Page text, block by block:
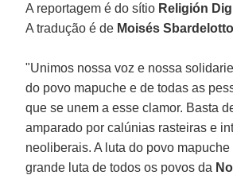
A reportagem é do sítio Religión
A tradução é de Moisés Sbardelotto
"Unimos nossa voz e nossa
do povo mapuche e de todas as
que se unem a esse clamor. Basta
amparado por calúnias rasteiras e
neoliberais. A luta do povo mapuche
grande luta de todos os povos da